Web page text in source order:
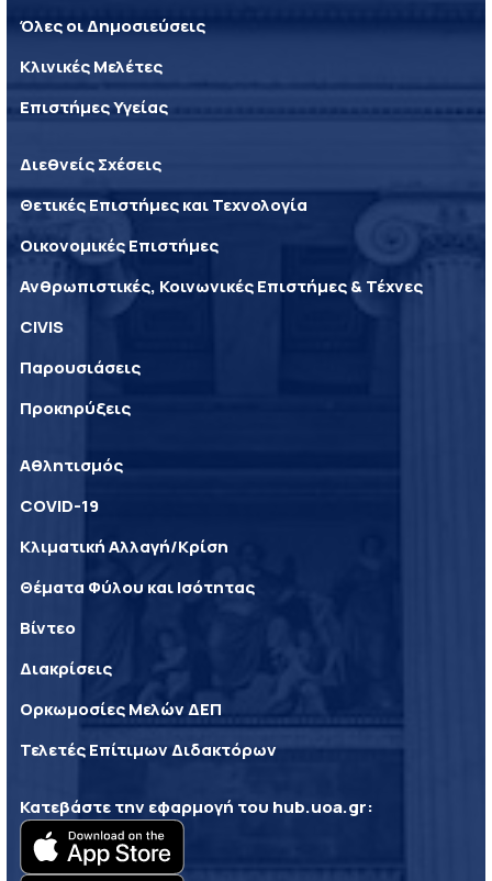
Όλες οι Δημοσιεύσεις
Κλινικές Μελέτες
Επιστήμες Υγείας
Διεθνείς Σχέσεις
Θετικές Επιστήμες και Τεχνολογία
Οικονομικές Επιστήμες
Ανθρωπιστικές, Κοινωνικές Επιστήμες & Τέχνες
CIVIS
Παρουσιάσεις
Προκηρύξεις
Αθλητισμός
COVID-19
Κλιματική Αλλαγή/Κρίση
Θέματα Φύλου και Ισότητας
Βίντεο
Διακρίσεις
Ορκωμοσίες Μελών ΔΕΠ
Τελετές Επίτιμων Διδακτόρων
Κατεβάστε την εφαρμογή του hub.uoa.gr: